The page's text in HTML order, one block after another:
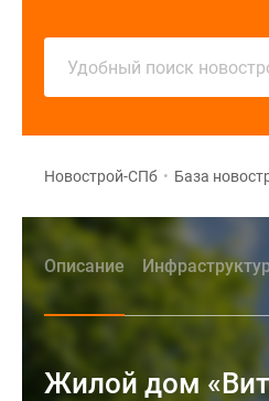
Удобный поиск
Новострой-СПб • База
Описание
Жилой дом